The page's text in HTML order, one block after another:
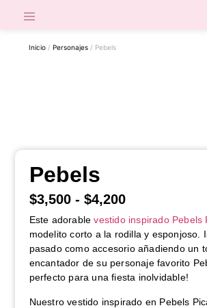
Inicio / Personajes / Pebels
Pebels
$3,500 - $4,200
Este adorablevestido inspirado Pebels
modelito corto a la rodilla y esponjoso.
pasado como accesorio añadiendo un
encantador de su personaje favorito
perfecto para una fiesta inolvidable!
Nuestro vestido inspirado en Pebels